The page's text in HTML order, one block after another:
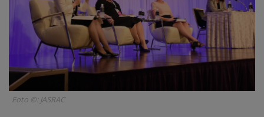
Foto ©: JASRAC